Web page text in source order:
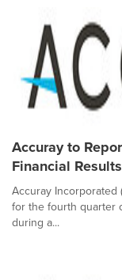
Accuray to
Financial
Accuray Incorporated
for the fourth quarter
during a...